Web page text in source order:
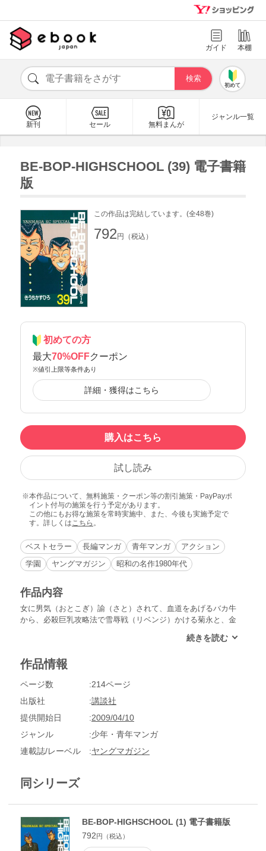
ガイド 本棚
初めて
新刊 セール 無料まんが
ジャンル一覧
BE-BOP-HIGHSCHOOL (39) 電子書籍
版
この作品は完結しています。(全48巻)
792 円（税込）
初めての方
最大70%OFFクーポン
※値引上限等条件あり
詳細・獲得はこちら
購入はこちら
試し読み
本作品について、無料施策・クーポン等の割引施策・PayPayポ
イント付与の施策を行う予定があります。
この他にもお得な施策を常時実施中、また、今後も実施予定で
す。詳しくはこちら 。
ベストセラー 長編マンガ 青年マンガ
アクション
学園
ヤングマガジン 昭和の名作1980年代
作品内容
女に男気（おとこぎ）諭（さと）されて、血道をあげるバカ牛
から、必殺巨乳攻略法で雪辱戦（リベンジ）かける菊永と、金
お届けします、ミレニアム版『BE-BOP』！20世紀から21世紀
人。ヒロシとトオルの伊達だて）な活躍、寄ってらっしゃい見
作品情報
ページ数
214ページ
出版社
講談社
提供開始日
2009/04/10
ジャンル
少年・青年マンガ
連載誌/レーベル
ヤングマガジン
同シリーズ
BE-BOP-HIGHSCHOOL (1) 電子書籍版
792円（税込）